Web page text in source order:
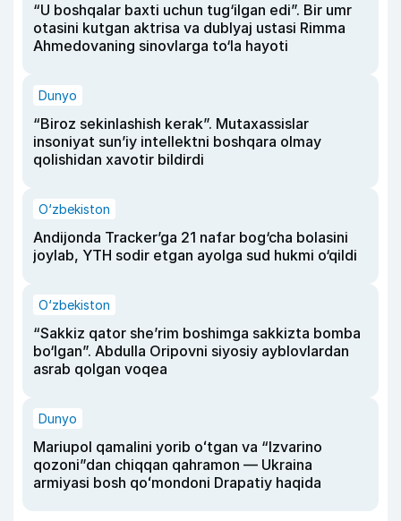
“U boshqalar baxti uchun tug‘ilgan edi”. Bir umr
otasini kutgan aktrisa va dublyaj ustasi Rimma
Ahmedovaning sinovlarga to‘la hayoti
Dunyo
“Biroz sekinlashish kerak”. Mutaxassislar
insoniyat sun’iy intellektni boshqara olmay
qolishidan xavotir bildirdi
O‘zbekiston
Andijonda Tracker’ga 21 nafar bog‘cha bolasini
joylab, YTH sodir etgan ayolga sud hukmi o‘qildi
O‘zbekiston
“Sakkiz qator she’rim boshimga sakkizta bomba
bo‘lgan”. Abdulla Oripovni siyosiy ayblovlardan
asrab qolgan voqea
Dunyo
Mariupol qamalini yorib oʻtgan va “Izvarino
qozoni”dan chiqqan qahramon — Ukraina
armiyasi bosh qoʻmondoni Drapatiy haqida